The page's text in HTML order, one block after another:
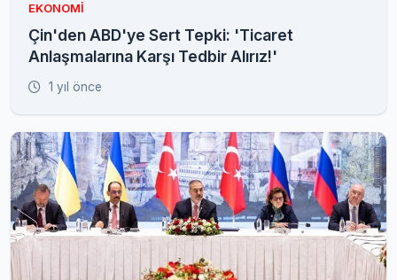
EKONOMI
Çin'den ABD'ye Sert Tepki: 'Ticaret
Anlaşmalarına Karşı Tedbir Alırız!'
1 yıl önce